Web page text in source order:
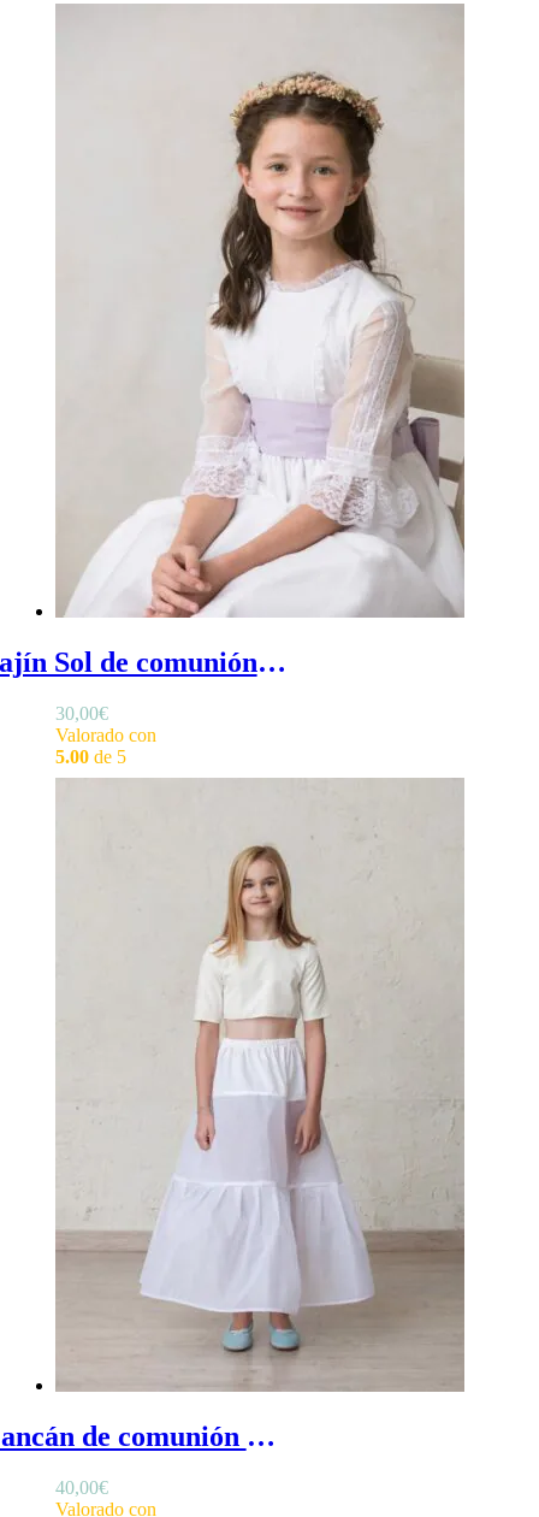
Fajín Sol de comunión en algodón lila - Fajín comunión niña de algodón con frontal liso
30,00€
Valorado con
5.00 de 5
Cancán de comunión de vuelo bajo - Cancán de comunión de vuelo bajo, cancán para vestido de niña sin aros de vuelo natural
40,00€
Valorado con